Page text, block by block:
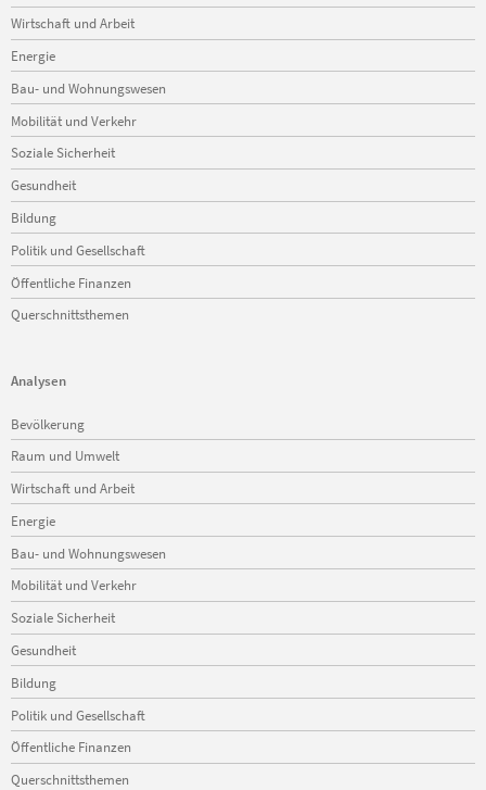
Wirtschaft und Arbeit
Energie
Bau- und Wohnungswesen
Mobilität und Verkehr
Soziale Sicherheit
Gesundheit
Bildung
Politik und Gesellschaft
Öffentliche Finanzen
Querschnittsthemen
Analysen
überspringen
Bevölkerung
Raum und Umwelt
Wirtschaft und Arbeit
Energie
Bau- und Wohnungswesen
Mobilität und Verkehr
Soziale Sicherheit
Gesundheit
Bildung
Politik und Gesellschaft
Öffentliche Finanzen
Querschnittsthemen